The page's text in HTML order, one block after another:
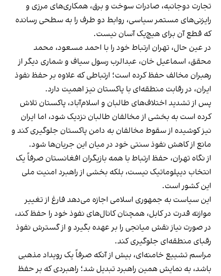
تجارت دوجانبه، صادرات سوخت و برق، همکاری‌های مرزی و
رایزنی‌های مستمر سیاسی، روابط دو طرف را به سطحی رسانده
که قطع آن برای هیچ‌یک آسان نیست.
در عین حال، تهران ارتباط خود را با احمد مسعود، محمد
محقق، اسماعیل خان، عبدالرب رسول سیاف و شماری دیگر از
رهبران مخالف حفظ کرده است؛ ارتباطی که علاوه بر حفظ نفوذ
ایران، در رقابت منطقه‌ای با پاکستان نیز اهمیت دارد.
پس از تشدید اختلاف‌های طالبان و اسلام‌آباد، پاکستان تلاش
کرده است به بخشی از مخالفان طالبان نزدیک شود، اما ایران
نیز کوشیده از سقوط مخالفان به دامن پاکستان جلوگیری کند و
مانع از کاهش نفوذ سنتی خود در میان این جریان‌ها شود.
از نگاه تهران، حفظ ارتباط با همه بازیگران افغانستان صرفاً یک
انتخاب دیپلوماتیک نیست، بلکه بخشی از راهبرد امنیت ملی
این کشور است.
این سیاست به جمهوری اسلامی اجازه می‌دهد فارغ از تغییر
موازنه قدرت در کابل، همچنان کانال‌های نفوذ خود را حفظ کند،
در صورت نیاز نقش میانجی را بر عهده بگیرد و از گسترش نفوذ
رقبای منطقه‌ای جلوگیری کند.
مراسم تشییع خامنه‌ای، بیش از آنکه صرفاً یک رویداد مذهبی
باشد، به نمایش همین راهبرد تبدیل شد؛ راهبردی که بر حفظ